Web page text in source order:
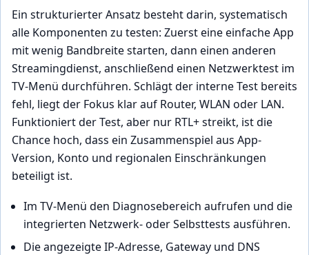
Ein strukturierter Ansatz besteht darin, systematisch
alle Komponenten zu testen: Zuerst eine einfache App
mit wenig Bandbreite starten, dann einen anderen
Streamingdienst, anschließend einen Netzwerktest im
TV-Menü durchführen. Schlägt der interne Test bereits
fehl, liegt der Fokus klar auf Router, WLAN oder LAN.
Funktioniert der Test, aber nur RTL+ streikt, ist die
Chance hoch, dass ein Zusammenspiel aus App-
Version, Konto und regionalen Einschränkungen
beteiligt ist.
Im TV-Menü den Diagnosebereich aufrufen und die
integrierten Netzwerk- oder Selbsttests ausführen.
Die angezeigte IP-Adresse, Gateway und DNS